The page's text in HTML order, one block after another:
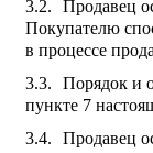
Продавец
Покупателю
в процессе
Порядок и
пункте 7
Продавец